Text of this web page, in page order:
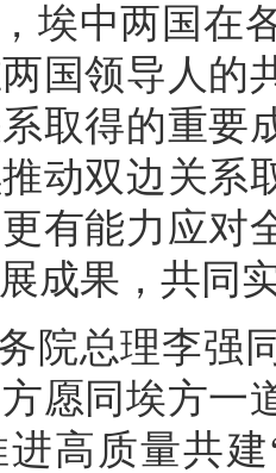
埃中两国在
国领导人的
取得的重要
动双边关系
有能力应对
成果，共同
院总理李强
愿同埃方一
高质量共